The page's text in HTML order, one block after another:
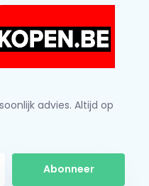
advies. Altijd op
Abonneer